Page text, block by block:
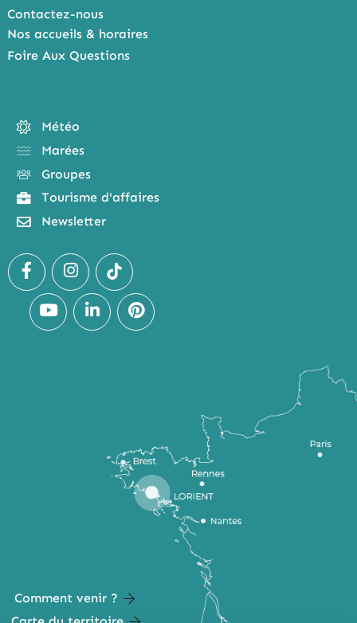
Contactez-nous
Nos accueils & horaires
Foire Aux Questions
Météo
Marées
Groupes
Tourisme d'affaires
Newsletter
Comment venir ?